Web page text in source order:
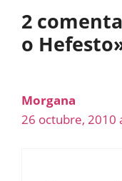
2
o
Morgana
26 octubre, 2010